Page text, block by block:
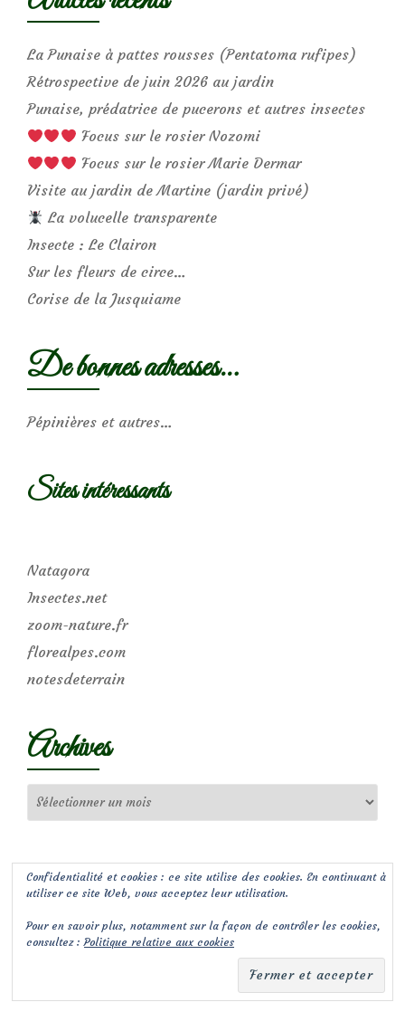
La Punaise à pattes rousses (Pentatoma rufipes)
Rétrospective de juin 2026 au jardin
Punaise, prédatrice de pucerons et autres insectes
Focus sur le rosier Nozomi
Focus sur le rosier Marie Dermar
Visite au jardin de Martine (jardin privé)
La volucelle transparente
Insecte : Le Clairon
Sur les fleurs de circe…
Corise de la Jusquiame
De bonnes adresses…
Pépinières et autres…
Sites intéressants
Natagora
Insectes.net
zoom-nature.fr
florealpes.com
notesdeterrain
Archives
Confidentialité et cookies : ce site utilise des cookies. En continuant à
utiliser ce site Web, vous acceptez leur utilisation.
Pour en savoir plus, notamment sur la façon de contrôler les cookies,
consultez :Politique relative aux cookies